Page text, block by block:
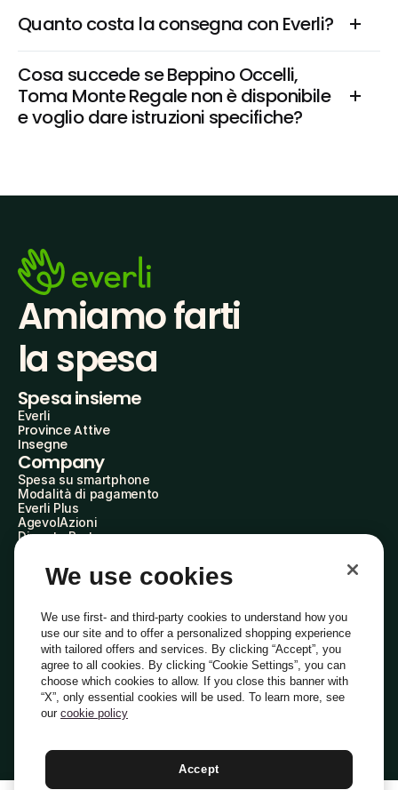
Quanto costa la consegna con Everli?
Cosa succede se Beppino Occelli,
Toma Monte Regale non è disponibile
e voglio dare istruzioni specifiche?
Amiamo farti
la spesa
Spesa insieme
Everli
Province Attive
Insegne
Company
Spesa su smartphone
Modalità di pagamento
Everli Plus
AgevolAzioni
Diventa Partner
Everli Shoppers
About Us
Everli News
Domande frequenti
Lavora con noi
Diventa Shopper
Investitori
PrivacyCookiePreferenze Cookie
Termini e CondizioniCodice Etico
Indirizzo PEC: everli@pec.it - indirizzo DPO: dpo@everli.com
Italiano
We use cookies
We use first- and third-party cookies to understand how you
use our site and to offer a personalized shopping experience
with tailored offers and services. By clicking “Accept”, you
agree to all cookies. By clicking “Cookie Settings”, you can
choose which cookies to allow. If you close this banner with
“X”, only essential cookies will be used. To learn more, see
our cookie policy
Accept